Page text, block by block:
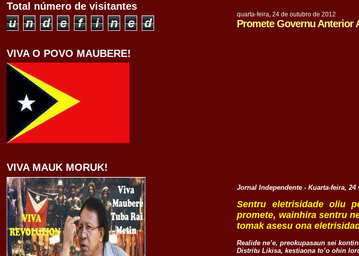
quarta-feira, 24 de outubro de 2012
Promete Governu Anterior
Jornal Independente - Kuarta-feira, 24
Sentru eletrisidade oliu
promete, wainhira sentru
tomak asesu ona
Realide ne’e, preokupasaun sei
Distritu Likisa, kestiaona to’o ohin
Total número de visitantes
u n d e f i n e d
VIVA O POVO MAUBERE!
VIVA MAUK MORUK!